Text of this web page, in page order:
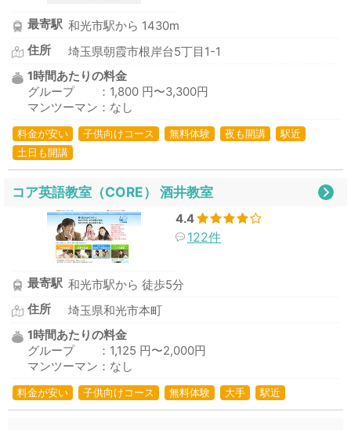
最寄駅 和光市駅から 1430m
住所
埼玉県朝霞市根岸台5丁目1-1
1時間あたりの料金
グループ ：1,800 円〜3,300円
マンツーマン：なし
料金が安い 子供向けコース 無料体験 夜も開講
駅近
土日も開講
コア英語教室（CORE） 酒井教室
4.4
122件
最寄駅 和光市駅から 徒歩5分
住所
埼玉県和光市本町
1時間あたりの料金
グループ ：1,125 円〜2,000円
マンツーマン：なし
料金が安い 子供向けコース 無料体験 大手 駅近